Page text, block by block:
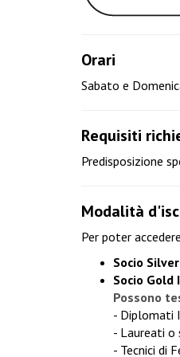
Orari
Sabato e
Requisiti
Predisposizione
Modalità
Per poter
Socio Silver
Socio Gold
Possono
- Diplomati
- Laureati o
- Tecnici di